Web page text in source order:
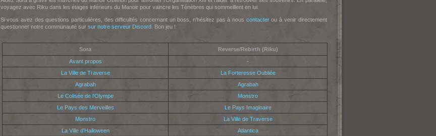
voyagez avec Riku dans les étages inférieurs du Manoir pour vaincre les Ténèbres qui sommeillent en lui.
Si vous avez des questions particulières, des difficultés concernant un boss, n'hésitez pas à nous contacterou à venir directement
questionner notre communauté sur sur notre serveur Discord. Bon jeu !
Sora
Reverse/Rebirth (Riku)
Avant propos
-
La Ville de Traverse
La Forteresse Oubliée
Agrabah
Agrabah
Le Colisée de l'Olympe
Monstro
Le Pays des Merveilles
Le Pays Imaginaire
Monstro
La Ville de Traverse
La Ville d'Halloween
Atlantica